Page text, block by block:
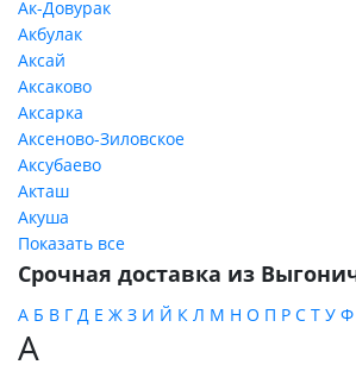
Ак-Довурак
Акбулак
Аксай
Аксаково
Аксарка
Аксеново-Зиловское
Аксубаево
Акташ
Акуша
Показать все
Срочная доставка из
А Б В Г Д Е Ж З И Й К Л М Н О П Р С Т У Ф
А